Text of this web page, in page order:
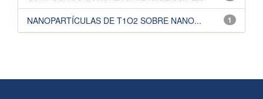
1
NANOPARTÍCULAS DE T1O2 SOBRE NANO...